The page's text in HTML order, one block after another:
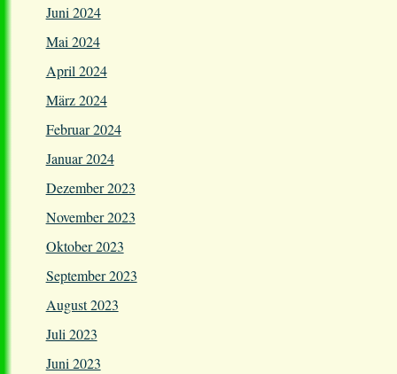
Juni 2024
Mai 2024
April 2024
März 2024
Februar 2024
Januar 2024
Dezember 2023
November 2023
Oktober 2023
September 2023
August 2023
Juli 2023
Juni 2023